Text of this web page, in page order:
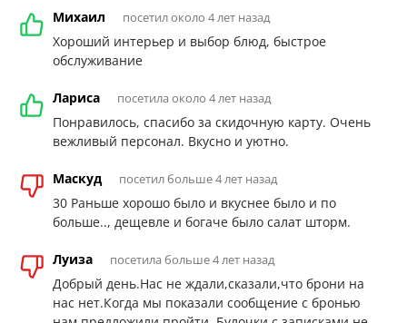
Михаил посетил около 4 лет назад
Хороший интерьер и выбор блюд, быстрое
обслуживание
Лариса посетила около 4 лет назад
Понравилось, спасибо за скидочную карту. Очень
вежливый персонал. Вкусно и уютно.
Маскуд посетил больше 4 лет назад
30 Раньше хорошо было и вкуснее было и по
больше.., дещевле и богаче было салат шторм.
Луиза посетила больше 4 лет назад
Добрый день.Нас не ждали,сказали,что брони на
нас нет.Когда мы показали сообщение с бронью